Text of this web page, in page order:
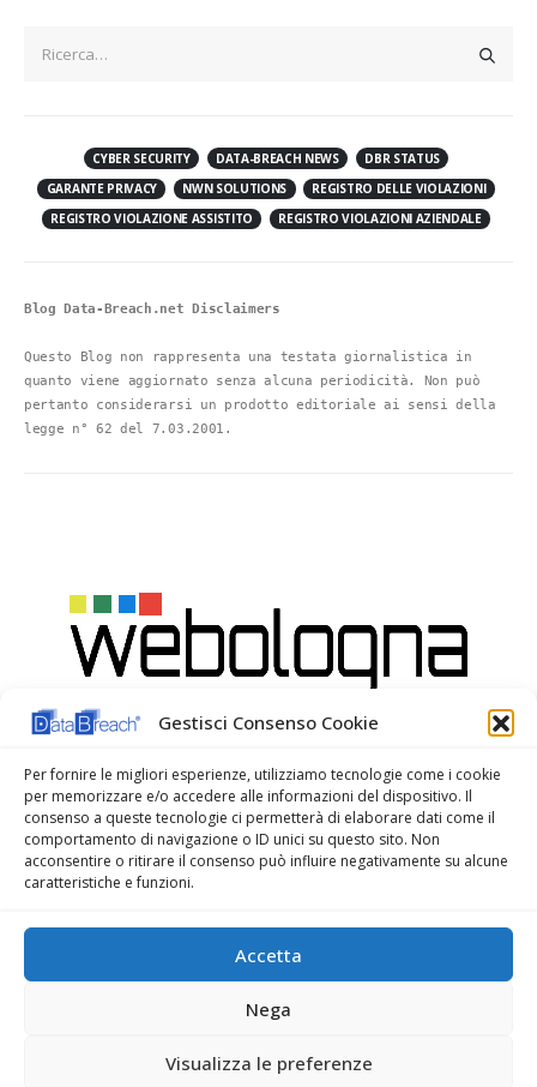
Gestisci Consenso Cookie
Per fornire le migliori esperienze, utilizziamo tecnologie come i cookie
per memorizzare e/o accedere alle informazioni del dispositivo. Il
consenso a queste tecnologie ci permetterà di elaborare dati come il
comportamento di navigazione o ID unici su questo sito. Non
acconsentire o ritirare il consenso può influire negativamente su alcune
caratteristiche e funzioni.
Accetta
Nega
Visualizza le preferenze
CYBER SECURITY DATA-BREACH NEWS
DBR STATUS
GARANTE PRIVACY
NWN SOLUTIONS
REGISTRO DELLE VIOLAZIONI
REGISTRO VIOLAZIONE ASSISTITO
REGISTRO VIOLAZIONI AZIENDALE
Blog Data-Breach.net Disclaimers
Questo Blog non rappresenta una testata giornalistica in
quanto viene aggiornato senza alcuna periodicità. Non può
pertanto considerarsi un prodotto editoriale ai sensi della
legge n° 62 del 7.03.2001.
WeBologna Web Agency